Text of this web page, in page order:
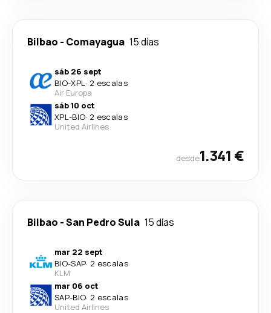
Bilbao - Comayagua 15 días
sáb 26 sept
BIO-XPL· 2 escalas
Air Europa
sáb 10 oct
XPL-BIO· 2 escalas
United Airlines
desde1.341 €
Bilbao -San Pedro Sula 15 días
mar 22 sept
BIO-SAP· 2 escalas
KLM
mar 06 oct
SAP-BIO· 2 escalas
United Airlines